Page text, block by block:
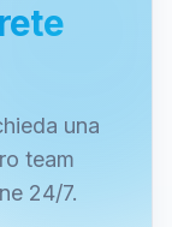
rete
una
team
24/7.